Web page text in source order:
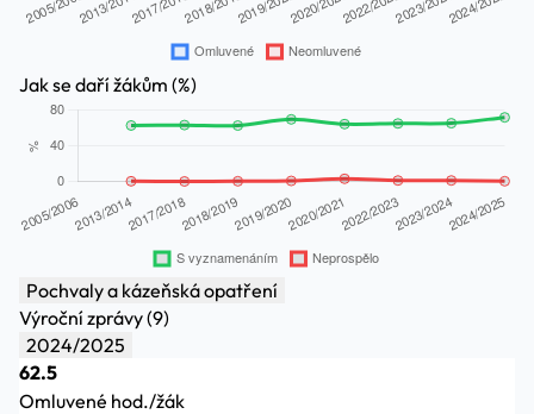
Jak se daří žákům (%)
Pochvaly a kázeňská opatření
Výroční zprávy (9)
2024/2025
62.5
Omluvené hod./žák